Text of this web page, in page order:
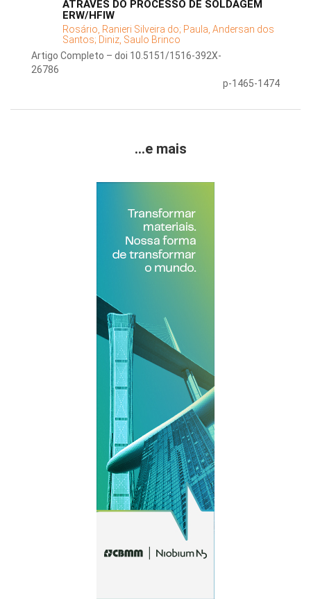
ATRAVÉS DO PROCESSO DE SOLDAGEM
ERW/HFIW
Rosário, Ranieri Silveira do; Paula, Andersan dos
Santos; Diniz, Saulo Brinco
Artigo Completo – doi 10.5151/1516-392X-
26786
p-1465-1474
...e mais